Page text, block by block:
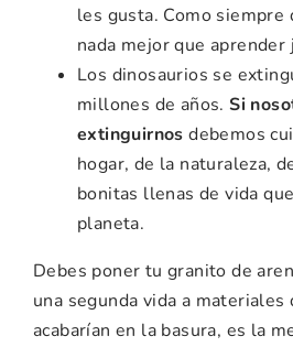
les gusta. Como siempre
nada mejor que aprender
Los dinosaurios se
millones de años.Si
extinguirnos debemos
hogar, de la naturaleza,
bonitas llenas de vida
planeta.
Debes poner tu granito de
una segunda vida a
acabarían en la basura, es la